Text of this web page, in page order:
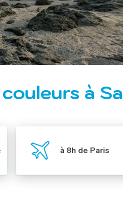
à
à 8h de Paris